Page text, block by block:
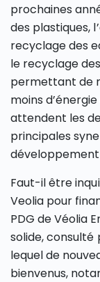
prochaines
des plastiques,
recyclage des
le recyclage
permettant de
moins
attendent les
principales
développement
Faut-il être
Veolia pour
PDG de Véolia
solide, consulté
lequel de
bienvenus,